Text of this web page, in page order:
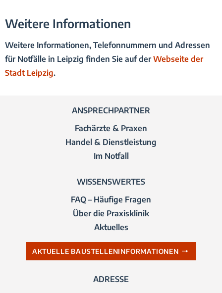
Weitere Informationen
Weitere Informationen, Telefonnummern und Adressen
für Notfälle in Leipzig finden Sie auf derWebseite der
Stadt Leipzig.
ANSPRECHPARTNER
Fachärzte & Praxen
Handel & Dienstleistung
Im Notfall
WISSENSWERTES
FAQ – Häufige Fragen
Über die Praxisklinik
Aktuelles
AKTUELLE BAUSTELLENINFORMATIONEN
ADRESSE